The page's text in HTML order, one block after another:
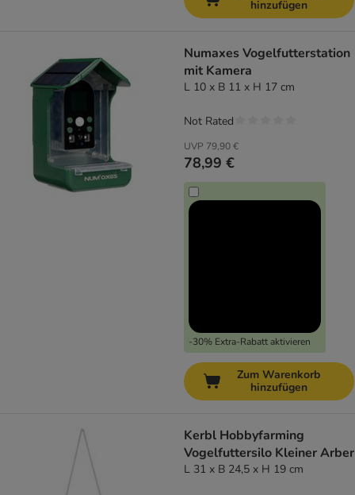
hinzufügen
Numaxes Vogelfutterstation
mit Kamera
L 10 x B 11 x H 17 cm
UVP 79,90 €
78,99 €
-30% Extra-Rabatt aktivieren
Not Rated
Zum Warenkorb
hinzufügen
Kerbl Hobbyfarming
Vogelfuttersilo Kleiner Arber
L 31 x B 24,5 x H 19 cm